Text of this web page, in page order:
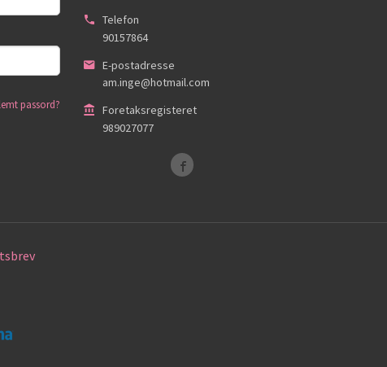
passord?
Telefon
90157864
E-postadresse
am.inge@hotmail.com
Foretaksregisteret
989027077